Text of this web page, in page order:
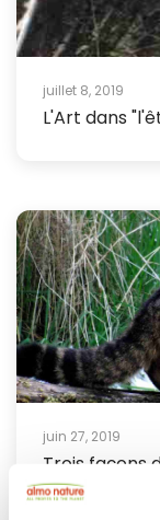
juillet 8, 2019
L'Art dans
juin 27, 2019
Trois façons
conservat...